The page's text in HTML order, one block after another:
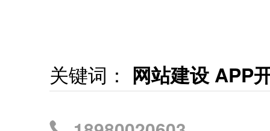
关键词： 网站建设 APP